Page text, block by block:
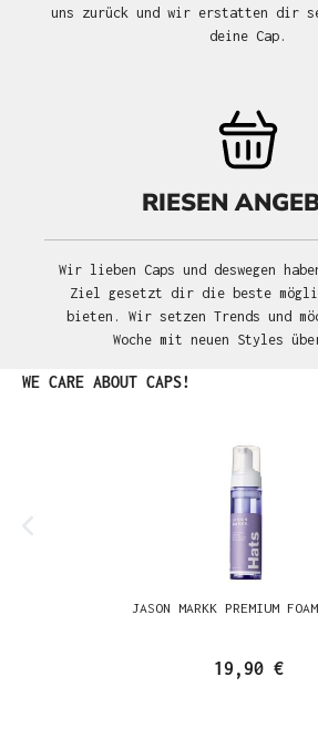
uns zurück und wir erstatten dir
deine Cap.
RIESEN
Wir lieben Caps und deswegen
Ziel gesetzt dir die beste
bieten. Wir setzen Trends und
Woche mit neuen Styles
Produktgalerie überspringen
WE CARE ABOUT CAPS!
JASON MARKK PREMIUM
19,90 €